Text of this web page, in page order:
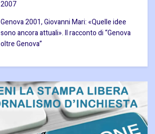
2007
Genova 2001, Giovanni Mari: «Quelle idee
sono ancora attuali». Il racconto di “Genova
oltre Genova”